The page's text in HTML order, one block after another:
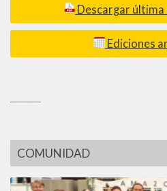
Descargar última
Ediciones
COMUNIDAD